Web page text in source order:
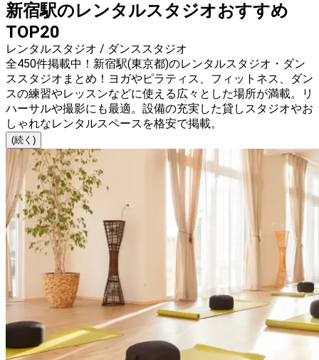
新宿駅のレンタルスタジオおすすめ
TOP20
レンタルスタジオ / ダンススタジオ
全450件掲載中！新宿駅(東京都)のレンタルスタジオ・ダン
ススタジオまとめ！ヨガやピラティス、フィットネス、ダン
スの練習やレッスンなどに使える広々とした場所が満載。リ
ハーサルや撮影にも最適。設備の充実した貸しスタジオやお
しゃれなレンタルスペースを格安で掲載。
(続く)